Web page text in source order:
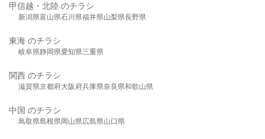
甲信越・北陸 のチラシ
新潟県富山県石川県福井県山梨県長野県
東海 のチラシ
岐阜県静岡県愛知県三重県
関西 のチラシ
滋賀県京都府大阪府兵庫県奈良県和歌山県
中国 のチラシ
鳥取県島根県岡山県広島県山口県